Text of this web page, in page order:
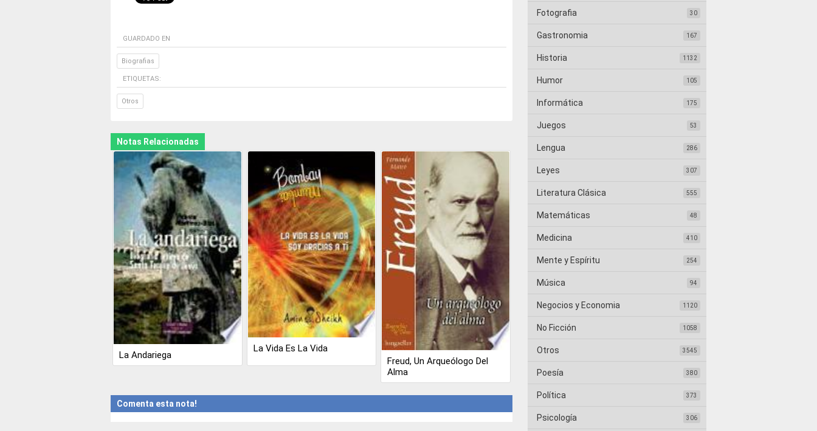
GUARDADO EN
Biografias
ETIQUETAS:
Otros
Notas Relacionadas
La Andariega
La Vida Es La Vida
Freud, Un Arqueólogo Del
Alma
Comenta esta nota!
Fotografia 30
Gastronomia 167
Historia 1132
Humor 105
Informática 175
Juegos 53
Lengua 286
Leyes 307
Literatura Clásica 555
Matemáticas 48
Medicina 410
Mente y Espíritu 254
Música 94
Negocios y Economia 1120
No Ficción 1058
Otros 3545
Poesía 380
Política 373
Psicología 306